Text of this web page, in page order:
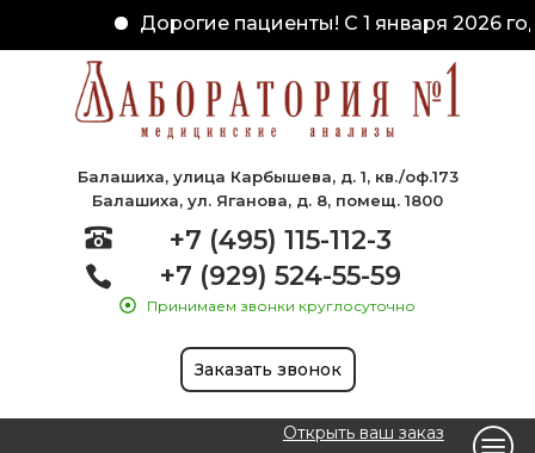
Дорогие пациенты! С 1 января 2026
Балашиха, улица Карбышева, д. 1, кв./оф.173
Балашиха, ул. Яганова, д. 8, помещ. 1800
+7 (495) 115-112-3
+7 (929) 524-55-59
Принимаем звонки круглосуточно
Заказать звонок
Открыть ваш заказ